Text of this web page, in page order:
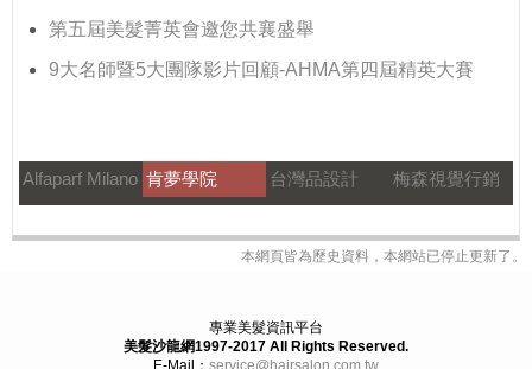
第五屆美髮菁英會邀您共襄盛舉
9大名師暨5大團隊影片回顧-AHMA第四屆精英大賽
Alfaparf Milano 肯夢學院 台灣品設計 梅森視覺行銷
本網頁皆為歷史資料，本網站已停止更新了。
專業美髮資訊平台
美髮沙龍網1997-2017 All Rights Reserved.
E-Mail： service@hairsalon.com.tw